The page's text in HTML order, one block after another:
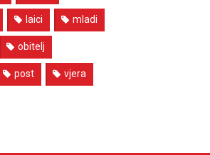
laici mladi
obitelj
post vjera